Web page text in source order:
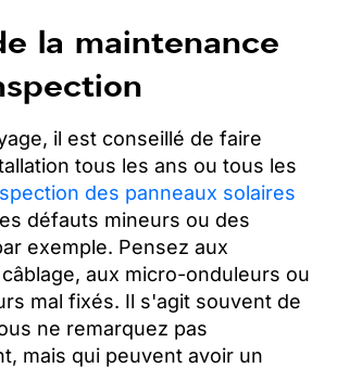
la maintenance
il est conseillé de faire
tous les ans ou tous les
des panneaux solaires
défauts mineurs ou des
exemple. Pensez aux
aux micro-onduleurs ou
mal fixés. Il s'agit souvent de
ne remarquez pas
mais qui peuvent avoir un